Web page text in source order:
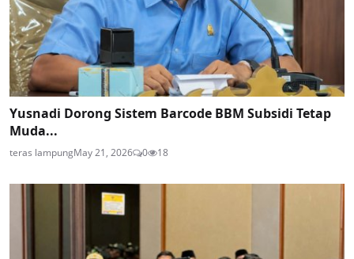
Yusnadi Dorong Sistem Barcode BBM Subsidi Tetap
Muda...
teras lampungMay 21, 2026 0 18